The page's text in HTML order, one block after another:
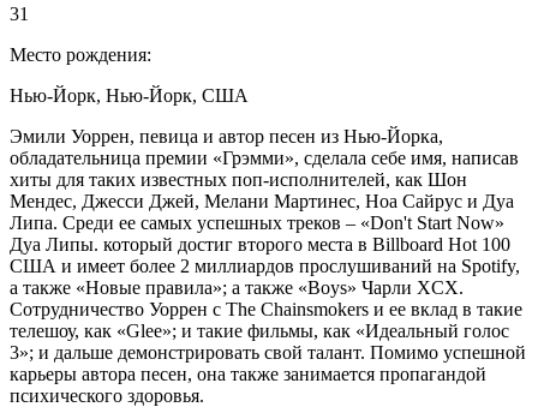
31
Место рождения:
Нью-Йорк, Нью-Йорк, США
Эмили Уоррен, певица и автор песен из Нью-Йорка,
обладательница премии «Грэмми», сделала себе имя, написав
хиты для таких известных поп-исполнителей, как Шон
Мендес, Джесси Джей, Мелани Мартинес, Ноа Сайрус и Дуа
Липа. Среди ее самых успешных треков – «Don't Start Now»
Дуа Липы. который достиг второго места в Billboard Hot 100
США и имеет более 2 миллиардов прослушиваний на Spotify,
а также «Новые правила»; а также «Boys» Чарли XCX.
Сотрудничество Уоррен с The Chainsmokers и ее вклад в такие
телешоу, как «Glee»; и такие фильмы, как «Идеальный голос
3»; и дальше демонстрировать свой талант. Помимо успешной
карьеры автора песен, она также занимается пропагандой
психического здоровья.